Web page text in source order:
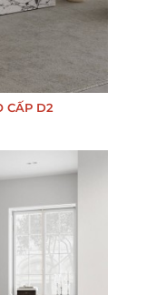
CẤP D2